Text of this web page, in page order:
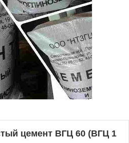
цемент ВГЦ 60 (ВГЦ 1